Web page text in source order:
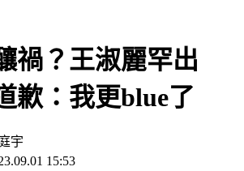
禍？王淑麗罕出
：我更blue了
宇
15:53